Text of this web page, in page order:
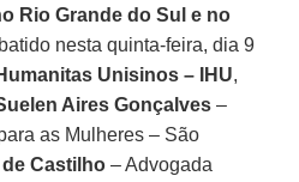
Rio Grande do Sul e no
nesta quinta-feira, dia 9
Unisinos – IHU,
Aires Gonçalves –
as Mulheres – São
de Castilho – Advogada